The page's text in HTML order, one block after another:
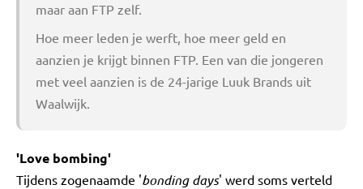
maar aan FTP zelf.
Hoe meer leden je werft, hoe meer geld en
aanzien je krijgt binnen FTP. Een van die jongeren
met veel aanzien is de 24-jarige Luuk Brands uit
Waalwijk.
'Love bombing'
Tijdens zogenaamde 'bonding days' werd soms verteld